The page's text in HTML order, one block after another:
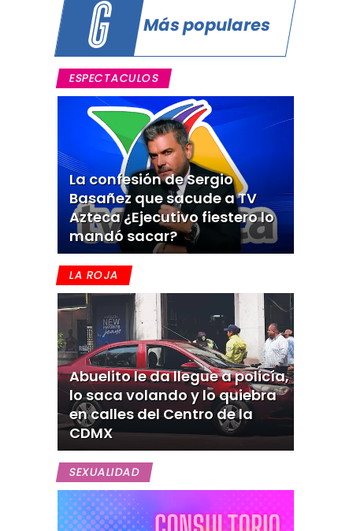
Más populares
ESPECTACULOS
La confesión de Sergio
Basañez que sacude a TV
Azteca ¿Ejecutivo fiestero lo
mandó sacar?
LA ROJA
Abuelito le da llegue a policía,
lo saca volando y lo quiebra
en calles del Centro de la
CDMX
SEXUALIDAD